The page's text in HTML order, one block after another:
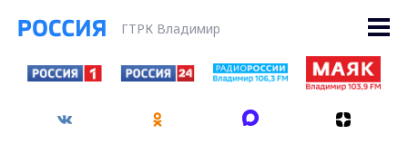
ГТРК Владимир